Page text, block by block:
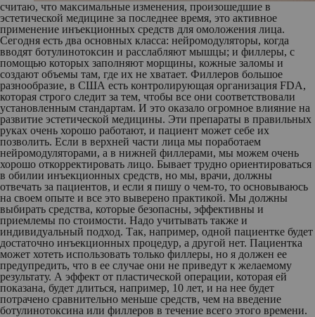
считаю, что максимальные изменения, произошедшие в
эстетической медицине за последнее время, это активное
применение инъекционных средств для омоложения лица.
Сегодня есть два основных класса: нейромодуляторы, когда
вводят ботулинотоксин и расслабляют мышцы; и филлеры, с
помощью которых заполняют морщины, кожные заломы и
создают объемы там, где их не хватает. Филлеров большое
разнообразие, в США есть контролирующая организация FDA,
которая строго следит за тем, чтобы все они соответствовали
установленным стандартам. И это оказало огромное влияние на
развитие эстетической медицины. Эти препараты в правильных
руках очень хорошо работают, и пациент может себе их
позволить. Если в верхней части лица мы поработаем
нейромодуляторами, а в нижней филлерами, мы можем очень
хорошо откорректировать лицо. Бывает трудно ориентироваться
в обилии инъекционных средств, но мы, врачи, должны
отвечать за пациентов, и если я пишу о чем-то, то основываюсь
на своем опыте и все это выверено практикой. Мы должны
выбирать средства, которые безопасны, эффективны и
приемлемы по стоимости. Надо учитывать также и
индивидуальный подход. Так, например, одной пациентке будет
достаточно инъекционных процедур, а другой нет. Пациентка
может хотеть использовать только филлеры, но я должен ее
предупредить, что в ее случае они не приведут к желаемому
результату. А эффект от пластической операции, которая ей
показана, будет длиться, например, 10 лет, и на нее будет
потрачено сравнительно меньше средств, чем на введение
ботулинотоксина или филлеров в течение всего этого времени.